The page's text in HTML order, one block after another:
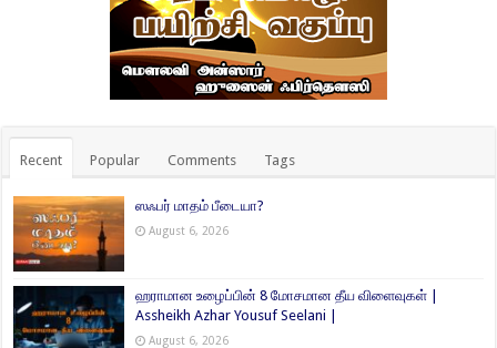
Recent Popular Comments Tags
ஸஃபர் மாதம் பீடையா?
August 6, 2026
ஹராமான உழைப்பின் 8 மோசமான தீய விளைவுகள் |
Assheikh Azhar Yousuf Seelani |
August 6, 2026